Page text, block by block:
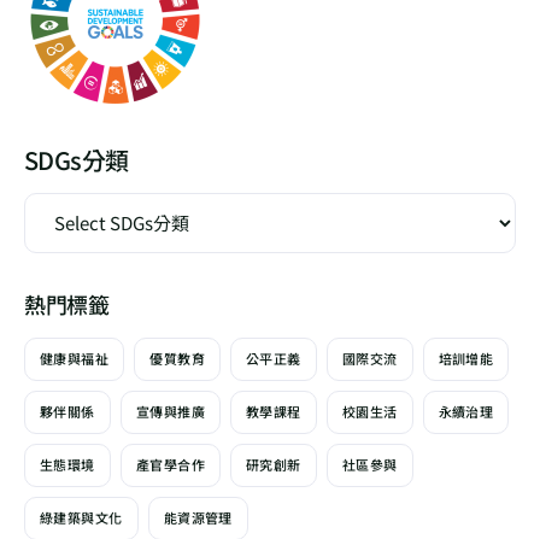
SDGs分類
熱門標籤
健康與福祉 優質教育 公平正義 國際交流 培訓增能
夥伴關係 宣傳與推廣 教學課程 校園生活 永續治理
生態環境 產官學合作 研究創新 社區參與
綠建築與文化 能資源管理